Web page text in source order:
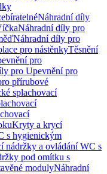
Náhradní díly
Náhradní díly pro
Náhradní díly pro
pro nástěnkyTěsnění
pro
pro Upevnění pro
přírubové
splachovací
Kryty a krycí
s hygienickým
nádržky a ovládání WC s
pod omítku s
modulyNáhradní